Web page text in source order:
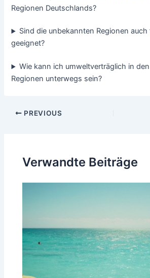
Regionen Deutschlands?
Sind die unbekannten Regionen auch
geeignet?
Wie kann ich umweltverträglich in
Regionen unterwegs sein?
Post
PREVIOUS
Verwandte Beiträge